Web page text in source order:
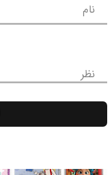
نام
نظر